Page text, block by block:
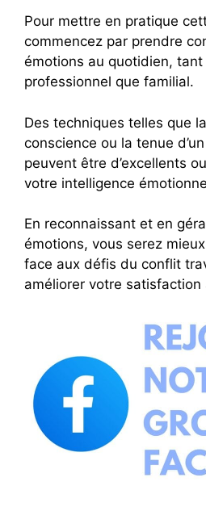
Pour mettre en pratique
commencez par prendre
émotions au quotidien,
professionnel que familial.
Des techniques telles que
conscience ou la tenue
peuvent être d’excellents
votre intelligence
En reconnaissant et en
émotions, vous serez
face aux défis du conflit
améliorer votre satisfaction